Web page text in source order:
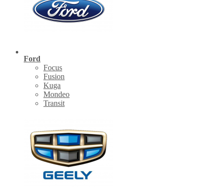
Ford
Focus
Fusion
Kuga
Mondeo
Transit